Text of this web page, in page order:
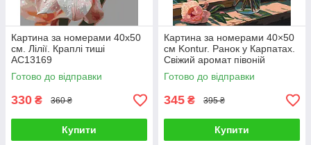
Картина за номерами 40х50
см. Лілії. Краплі тиші
AC13169
Готово до відправки
330 ₴ 360 ₴
Купити
Картина за номерами 40×50
см Kontur. Ранок у Карпатах.
Свіжий аромат півоній
DSS1132
Готово до відправки
345 ₴ 395 ₴
Купити